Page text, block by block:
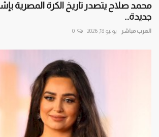
محمد صلاح يتصدر تاريخ الكرة المصرية
جديدة...
العرب مباشر يونيو 18, 2026 0